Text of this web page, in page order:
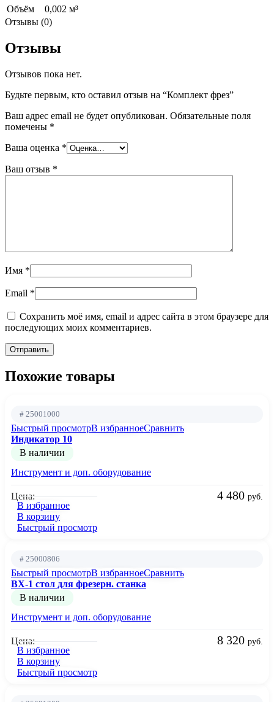
Объём
0,002 м³
Отзывы (0)
Отзывы
Отзывов пока нет.
Будьте первым, кто оставил отзыв на “Комплект фрез”
Ваш адрес email не будет опубликован. Обязательные поля
помечены *
Ваша оценка *
Ваш отзыв *
Имя *
Email *
Сохранить моё имя, email и адрес сайта в этом браузере для
последующих моих комментариев.
Похожие товары
# 25001000
Быстрый просмотрВ избранноеСравнить
Индикатор 10
В наличии
Инструмент и доп. оборудование
Цена: 4 480 руб.
В избранное
В корзину
Быстрый просмотр
# 25000806
Быстрый просмотрВ избранноеСравнить
BX-1 стол для фрезерн. станка
В наличии
Инструмент и доп. оборудование
Цена: 8 320 руб.
В избранное
В корзину
Быстрый просмотр